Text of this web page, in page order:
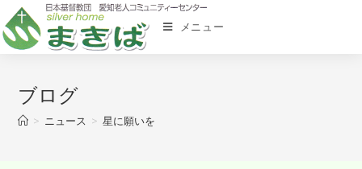
メニュー
ブログ
> ニュース > 星に願いを